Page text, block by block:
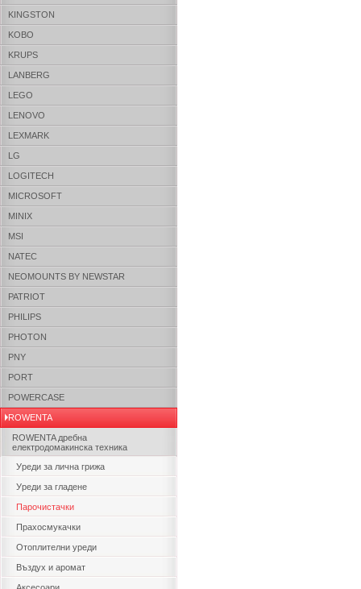
KINGSTON
KOBO
KRUPS
LANBERG
LEGO
LENOVO
LEXMARK
LG
LOGITECH
MICROSOFT
MINIX
MSI
NATEC
NEOMOUNTS BY NEWSTAR
PATRIOT
PHILIPS
PHOTON
PNY
PORT
POWERCASE
ROWENTA
ROWENTA дребна
електродомакинска техника
Уреди за лична грижа
Уреди за гладене
Парочистачки
Прахосмукачки
Отоплителни уреди
Въздух и аромат